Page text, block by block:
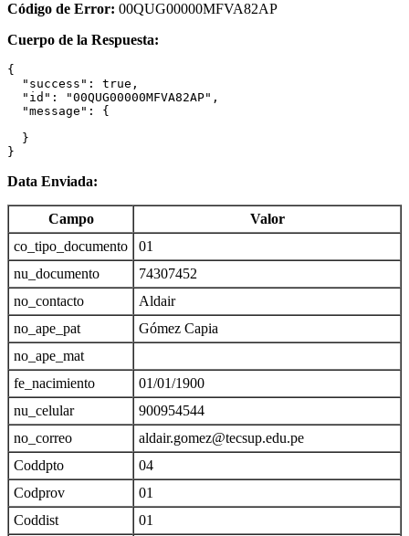
Código de Error: 00QUG00000MFVA82AP
Cuerpo de la Respuesta:
{
  "success": true,
  "id": "00QUG00000MFVA82AP",
  "message": {
  }
}
Data Enviada:
Campo
Valor
co_tipo_documento
01
nu_documento
74307452
no_contacto
Aldair
no_ape_pat
Gómez Capia
no_ape_mat
fe_nacimiento
01/01/1900
nu_celular
900954544
no_correo
aldair.gomez@tecsup.edu.pe
Coddpto
04
Codprov
01
Coddist
01